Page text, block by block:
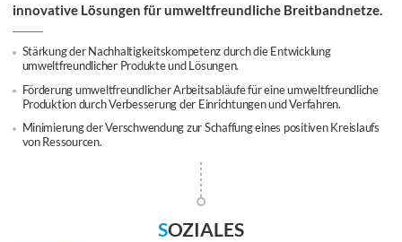
innovative Lösungen für umweltfreundliche Breitbandnetze.
Stärkung der Nachhaltigkeitskompetenz durch die Entwicklung
umweltfreundlicher Produkte und Lösungen.
Förderung umweltfreundlicher Arbeitsabläufe für eine umweltfreundliche
Produktion durch Verbesserung der Einrichtungen und Verfahren.
Minimierung der Verschwendung zur Schaffung eines positiven Kreislaufs
von Ressourcen.
SOZIALES